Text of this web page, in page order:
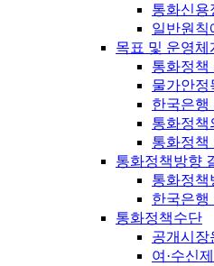
통화신용
일반원칙
목표 및 운영체
통화정책
물가안정
한국은행
통화정책
통화정책
통화정책방향
통화정책
한국은행
통화정책수단
공개시장
여·수신